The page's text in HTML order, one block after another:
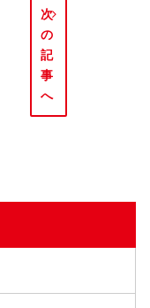
次
の
記
事
へ